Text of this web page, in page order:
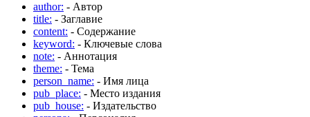
author: - Автор
title: - Заглавие
content: - Содержание
keyword: - Ключевые слова
note: - Аннотация
theme: - Тема
person_name: - Имя лица
pub_place: - Место издания
pub_house: - Издательство